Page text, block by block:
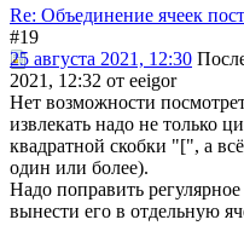
Re: Объединение ячеек
#19
25 августа 2021, 12:30
2021, 12:32 от eeigor
Нет возможности
извлекать надо не только
квадратной скобки "[", а
один или более).
Надо поправить
вынести его в отдельную